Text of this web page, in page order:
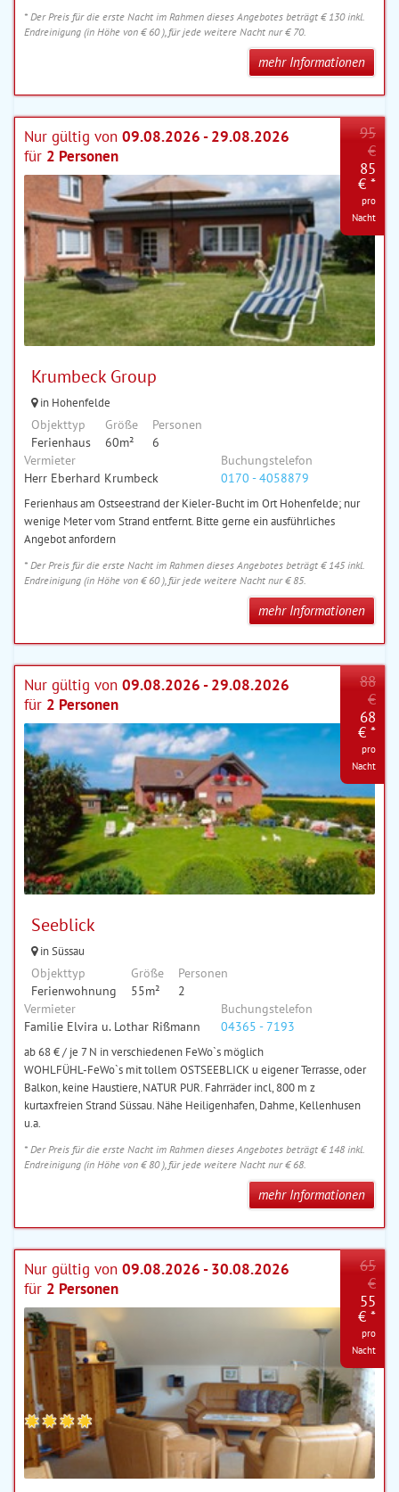
* Der Preis für die erste Nacht im Rahmen dieses Angebotes beträgt € 130 inkl.
Endreinigung (in Höhe von € 60 ), für jede weitere Nacht nur € 70.
mehr Informationen
Nur gültig von 09.08.2026 - 29.08.2026
für 2 Personen
Krumbeck Group
in Hohenfelde
Objekttyp
Ferienhaus
Größe
60m²
Personen
6
95
€
85
€ *
pro
Nacht
Vermieter
Herr Eberhard Krumbeck
Buchungstelefon
0170 - 4058879
Ferienhaus am Ostseestrand der Kieler-Bucht im Ort Hohenfelde; nur
wenige Meter vom Strand entfernt. Bitte gerne ein ausführliches
Angebot anfordern
* Der Preis für die erste Nacht im Rahmen dieses Angebotes beträgt € 145 inkl.
Endreinigung (in Höhe von € 60 ), für jede weitere Nacht nur € 85.
mehr Informationen
Nur gültig von 09.08.2026 - 29.08.2026
für 2 Personen
Seeblick
in Süssau
Objekttyp
Ferienwohnung
Größe
55m²
Personen
2
88
€
68
€ *
pro
Nacht
Vermieter
Familie Elvira u. Lothar Rißmann
Buchungstelefon
04365 - 7193
ab 68 € / je 7 N in verschiedenen FeWo`s möglich
WOHLFÜHL-FeWo`s mit tollem OSTSEEBLICK u eigener Terrasse, oder
Balkon, keine Haustiere, NATUR PUR. Fahrräder incl, 800 m z
kurtaxfreien Strand Süssau. Nähe Heiligenhafen, Dahme, Kellenhusen
u.a.
* Der Preis für die erste Nacht im Rahmen dieses Angebotes beträgt € 148 inkl.
Endreinigung (in Höhe von € 80 ), für jede weitere Nacht nur € 68.
mehr Informationen
Nur gültig von 09.08.2026 - 30.08.2026
für 2 Personen
65
€
55
€ *
pro
Nacht